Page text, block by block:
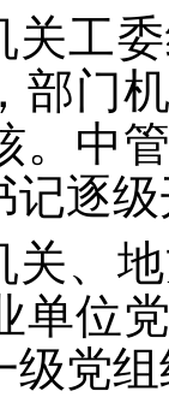
关工
部门
。中
记逐
关、
单位
级党